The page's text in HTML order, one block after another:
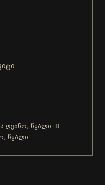
ღვინო, წყალი. 8
წყალი